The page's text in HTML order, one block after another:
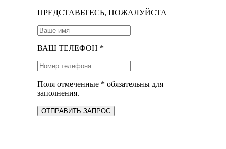
ПРЕДСТАВЬТЕСЬ, ПОЖАЛУЙСТА
ВАШ ТЕЛЕФОН *
Поля отмеченные * обязательны для
заполнения.
ОТПРАВИТЬ ЗАПРОС